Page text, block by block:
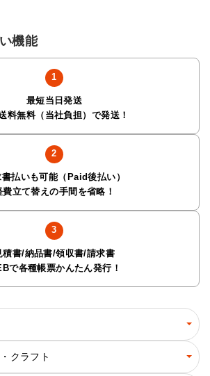
機能
最短当日発送
料無料（当社負担）で発送！
払いも可能（Paid後払い）
費立て替えの手間を省略！
積書/納品書/領収書/請求書
で各種帳票かんたん発行！
クラフト